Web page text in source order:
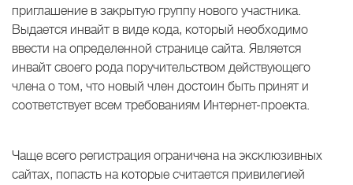
приглашение в закрытую группу нового участника.
Выдается инвайт в виде кода, который необходимо
ввести на определенной странице сайта. Является
инвайт своего рода поручительством действующего
члена о том, что новый член достоин быть принят и
соответствует всем требованиям Интернет-проекта.
Чаще всего регистрация ограничена на эксклюзивных
сайтах, попасть на которые считается привилегией